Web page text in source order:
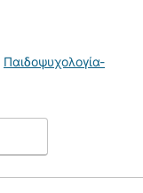
Παιδοψυχολογία-